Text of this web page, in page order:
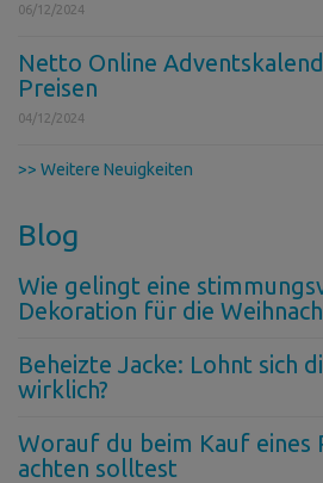
06/12/2024
Netto Online
Preisen
04/12/2024
>> Weitere Neuigkeiten
Blog
Wie gelingt eine
Dekoration für die
Beheizte Jacke: Lohnt sich
wirklich?
Worauf du beim Kauf eines
achten solltest